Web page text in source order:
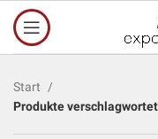
Start
Produkte